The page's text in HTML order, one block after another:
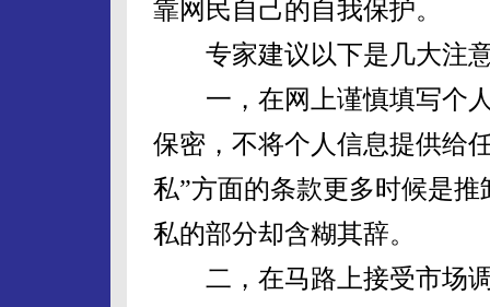
靠网民自己的自我保护。
专家建议以下是几大注
一，在网上谨慎填写个人
保密，不将个人信息提供给
私”方面的条款更多时候是
私的部分却含糊其辞。
二，在马路上接受市场调